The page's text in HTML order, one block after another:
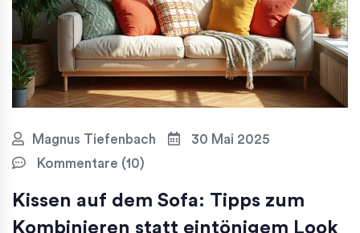
Magnus Tiefenbach
30 Mai 2025
Kommentare (10)
Kissen auf dem Sofa: Tipps zum
Kombinieren statt eintönigem Look